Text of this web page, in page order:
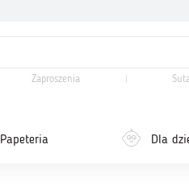
Zaproszenia
Papeteria Dla